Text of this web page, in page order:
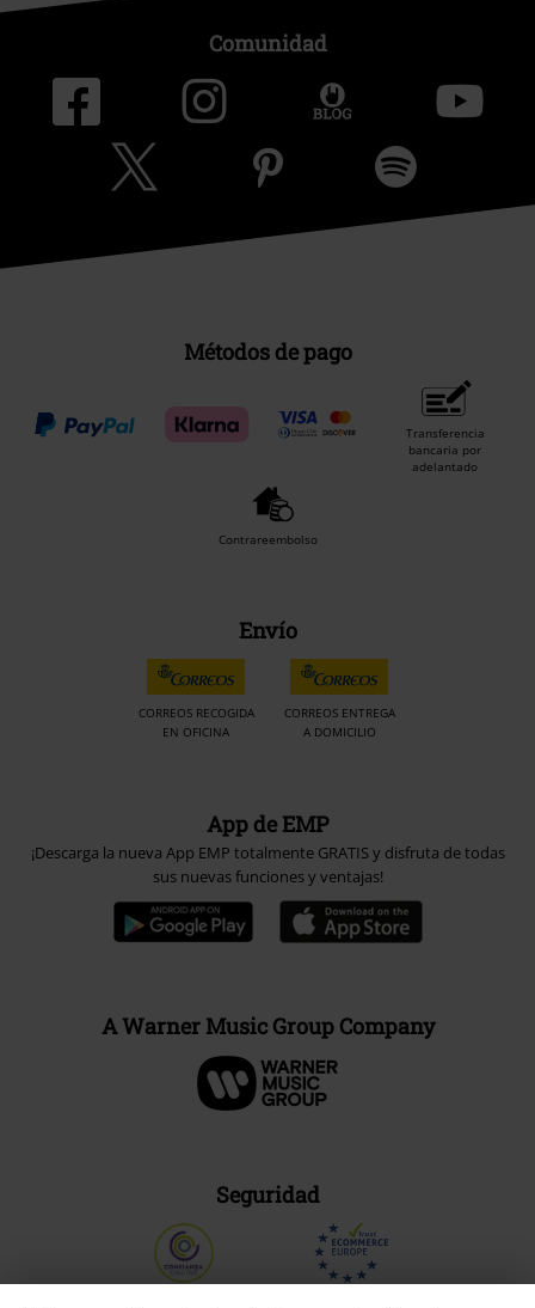
Comunidad
Métodos de pago
Transferencia
bancaria por
adelantado
Contrareembolso
Envío
CORREOS RECOGIDA
EN OFICINA
CORREOS ENTREGA
A DOMICILIO
App de EMP
¡Descarga la nueva App EMP totalmente GRATIS y disfruta de todas
sus nuevas funciones y ventajas!
A Warner Music Group Company
Seguridad